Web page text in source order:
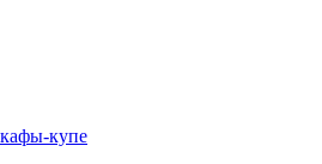
купе